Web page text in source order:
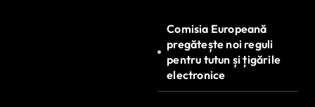
Comisia Europeană
pregătește noi reguli
pentru tutun și țigările
electronice